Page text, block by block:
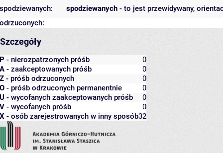
spodziewanych - to jest przewidywany,
spodziewanych:
odrzuconych:
Szczegóły
P - nierozpatrzonych próśb
0
A - zaakceptowanych próśb
0
Z - próśb odrzuconych
0
O - próśb odrzuconych permanentnie
0
U - wycofanych zaakceptowanych próśb
0
V - wycofanych próśb
0
X - osób zarejestrowanych w inny sposób32